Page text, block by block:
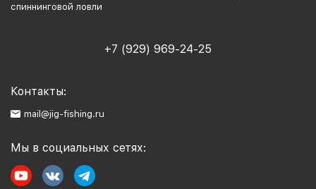
спиннинговой ловли
+7 (929) 969-24-25
Контакты:
mail@jig-fishing.ru
Мы в социальных сетях: